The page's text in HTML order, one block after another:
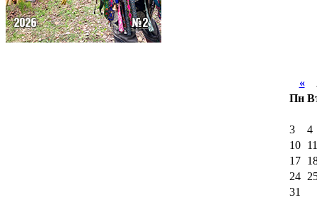
«
Пн
3
4
10
11
17
24
31